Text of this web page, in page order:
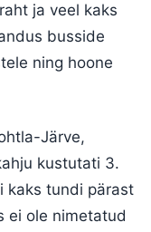
ja veel kaks
busside
ning hoone
Järve,
kustutati 3.
kaks tundi pärast
ei ole nimetatud